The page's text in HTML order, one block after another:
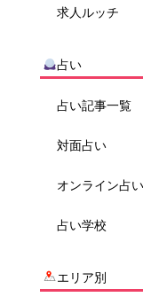
求人ルッチ
占い
占い記事一覧
対面占い
オンライン占い
占い学校
エリア別